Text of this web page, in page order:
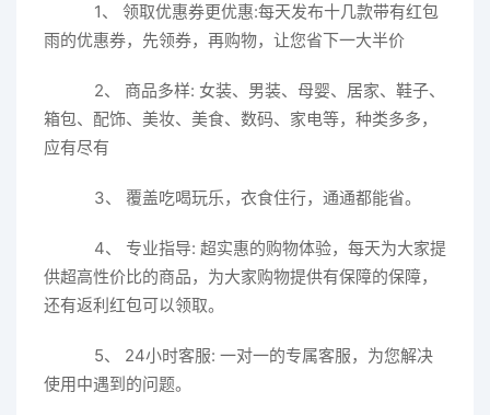
1、 领取优惠券更优惠:每天发布十几款带有红包
雨的优惠券，先领券，再购物，让您省下一大半价
2、 商品多样: 女装、男装、母婴、居家、鞋子、
箱包、配饰、美妆、美食、数码、家电等，种类多多，
应有尽有
3、 覆盖吃喝玩乐，衣食住行，通通都能省。
4、 专业指导: 超实惠的购物体验，每天为大家提
供超高性价比的商品，为大家购物提供有保障的保障，
还有返利红包可以领取。
5、 24小时客服: 一对一的专属客服，为您解决
使用中遇到的问题。